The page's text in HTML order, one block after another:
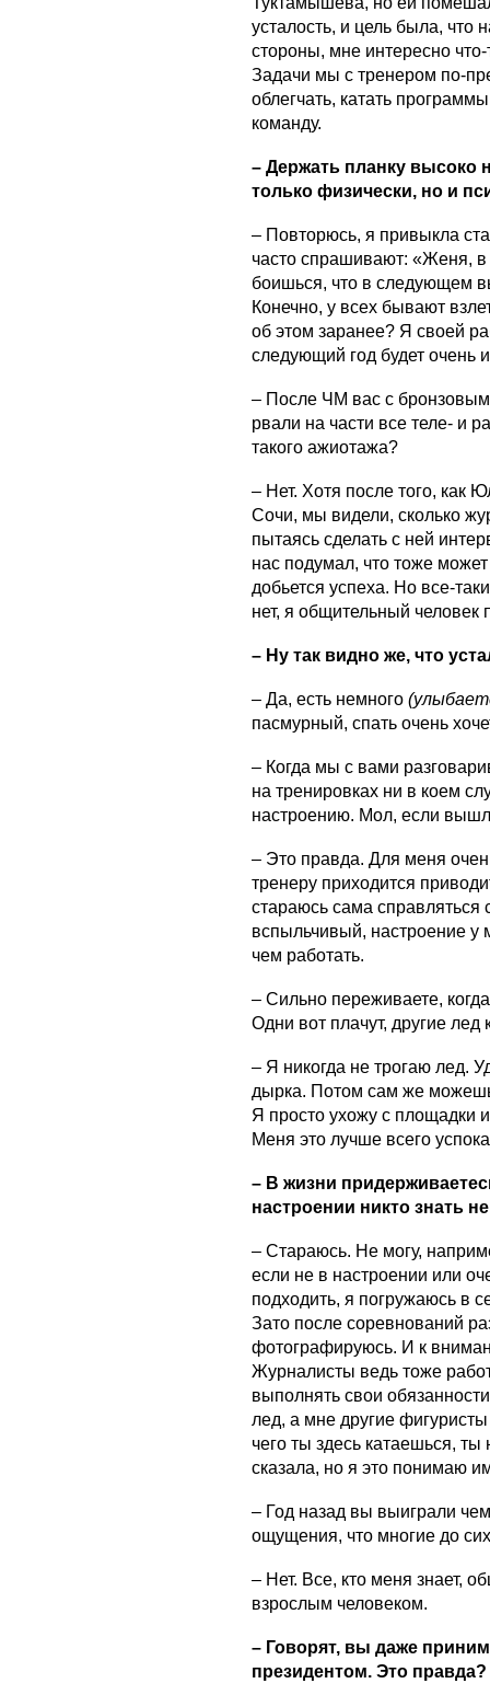
усталость, и цель была, что
стороны, мне интересно что-
Задачи мы с тренером по-
облегчать, катать
команду.
– Держать планку высоко
только физически, но и
– Повторюсь, я привыкла
часто спрашивают: «Женя, в
боишься, что в следующем
Конечно, у всех бывают
об этом заранее? Я своей
следующий год будет очень
– После ЧМ вас с
рвали на части все теле- и
такого ажиотажа?
– Нет. Хотя после того, как
Сочи, мы видели, сколько
пытаясь сделать с ней
нас подумал, что тоже
добьется успеха. Но все-
нет, я общительный человек
– Ну так видно же, что
– Да, есть немного
пасмурный, спать очень
– Когда мы с вами
на тренировках ни в коем
настроению. Мол, если
– Это правда. Для меня
тренеру приходится
стараюсь сама
вспыльчивый, настроение у
чем работать.
– Сильно переживаете,
Одни вот плачут, другие лед
– Я никогда не трогаю лед.
дырка. Потом сам же
Я просто ухожу с площадки
Меня это лучше всего
– В жизни
настроении никто знать
– Стараюсь. Не могу,
если не в настроении или
подходить, я погружаюсь в
Зато после соревнований
фотографируюсь. И к
Журналисты ведь тоже
выполнять свои
лед, а мне другие
чего ты здесь катаешься,
сказала, но я это понимаю
– Год назад вы выиграли
ощущения, что многие до
– Нет. Все, кто меня знает,
взрослым человеком.
– Говорят, вы даже
президентом. Это правда?